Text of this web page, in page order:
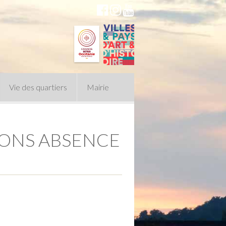
Vie des quartiers Mairie
Conseil Municipal
politique
ABSENCE